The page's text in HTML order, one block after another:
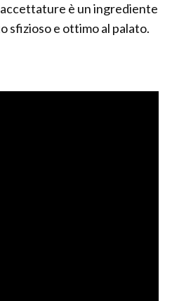
è un ingrediente
sfizioso e ottimo al palato.